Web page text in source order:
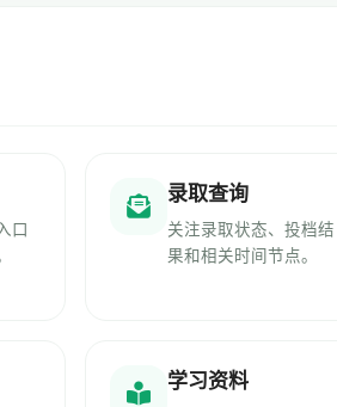
口
录取查询
关注录取状态、投档结
果和相关时间节点。
学习资料